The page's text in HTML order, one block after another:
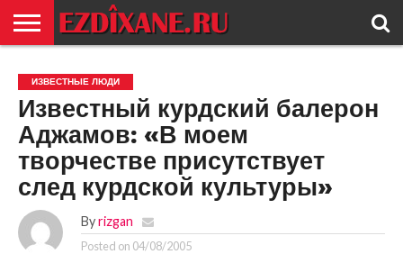
ЕЗИДИЗМ
НОВОСТИ
ИСТОРИЯ
КУЛЬТУРА
КОНТАКТ
ИЗВЕСТНЫЕ ЛЮДИ
Известный курдский балерон
Аджамов: «В моем
творчестве присутствует
след курдской культуры»
By rizgan
Posted on 04/08/2005